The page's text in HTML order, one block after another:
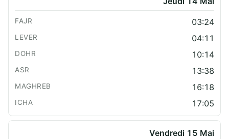
03:24
04:11
10:14
13:38
16:18
17:05
Vendredi 15 Mai